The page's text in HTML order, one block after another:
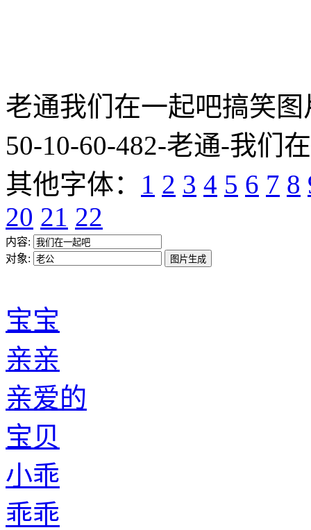
老通我们在一起吧搞笑图
50-10-60-482-老通-我们
其他字体： 1 2 3 4 5 6 7 8
20 21 22
内容:
对象:
宝宝
亲亲
亲爱的
宝贝
小乖
乖乖